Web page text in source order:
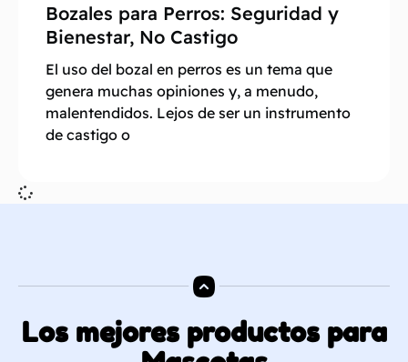
Bozales para Perros: Seguridad y
Bienestar, No Castigo
El uso del bozal en perros es un tema que
genera muchas opiniones y, a menudo,
malentendidos. Lejos de ser un instrumento
de castigo o
Los mejores productos para